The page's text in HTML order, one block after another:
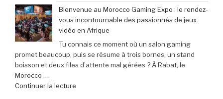
compteurs
de
joueurs
connectés,
trois
ans
après
exceptionnelle
:
Le
clavier
Corsair
K70
Pro
Bienvenue au Morocco Gaming Expo : le rendez-
vous incontournable des passionnés de jeux
vidéo en Afrique
Tu connais ce moment où un salon gaming
promet beaucoup, puis se résume à trois bornes, un stand
boisson et deux files d’attente mal gérées ? À Rabat, le
Morocco …
Continuer la lecture